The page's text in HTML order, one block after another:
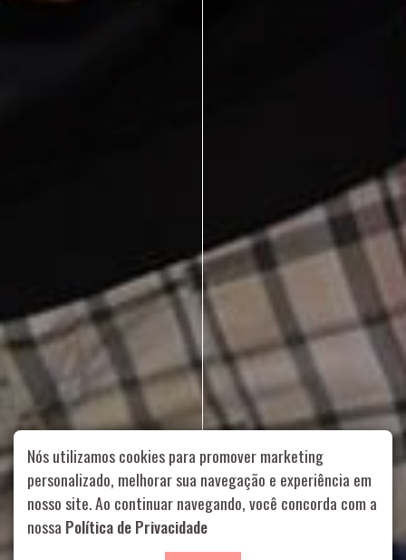
Rua Aurélia, 1714 – Vila Romana, São Paulo – SP
99178-5848
| contato@nucleofood.com
Role para continar
Nós utilizamos cookies para promover marketing
personalizado, melhorar sua navegação e experiência em
nosso site. Ao continuar navegando, você concorda com a
nossa Política de Privacidade